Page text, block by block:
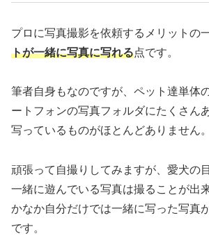
プロに写真撮影を依頼するメリットの
トが一緒に写真に写れる点です。
筆者自身もなのですが、ペット達単体
ートフォンの写真フォルダにたくさん
写っているものがほとんどありません。
頑張って自撮りしてみますが、愛犬の
一緒に遊んでいる写真は撮ることが出
かなか自分だけでは一緒に写った写真
です。